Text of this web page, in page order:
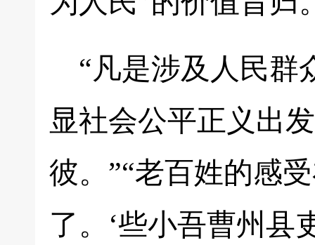
“凡是涉及人民群
显社会公平正义出
彼。”“老百姓的感
了。‘些小吾曹州县